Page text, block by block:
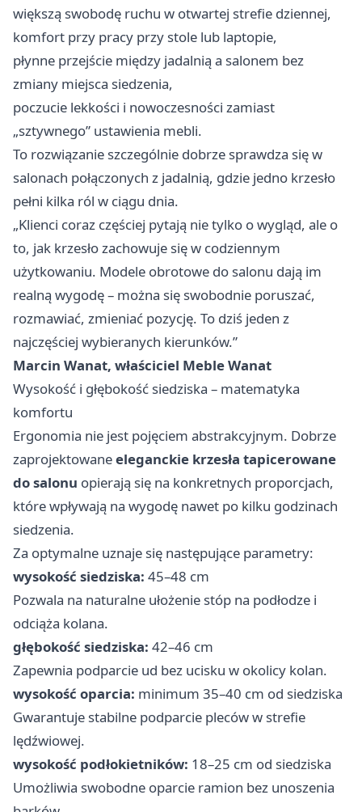
większą swobodę ruchu w otwartej strefie dziennej,
komfort przy pracy przy stole lub laptopie,
płynne przejście między jadalnią a salonem bez
zmiany miejsca siedzenia,
poczucie lekkości i nowoczesności zamiast
„sztywnego” ustawienia mebli.
To rozwiązanie szczególnie dobrze sprawdza się w
salonach połączonych z jadalnią, gdzie jedno krzesło
pełni kilka ról w ciągu dnia.
„Klienci coraz częściej pytają nie tylko o wygląd, ale o
to, jak krzesło zachowuje się w codziennym
użytkowaniu. Modele obrotowe do salonu dają im
realną wygodę – można się swobodnie poruszać,
rozmawiać, zmieniać pozycję. To dziś jeden z
najczęściej wybieranych kierunków.”
Marcin Wanat, właściciel Meble Wanat
Wysokość i głębokość siedziska – matematyka
komfortu
Ergonomia nie jest pojęciem abstrakcyjnym. Dobrze
zaprojektowaneeleganckie krzesła tapicerowane
do salonu opierają się na konkretnych proporcjach,
które wpływają na wygodę nawet po kilku godzinach
siedzenia.
Za optymalne uznaje się następujące parametry:
wysokość siedziska: 45–48 cm
Pozwala na naturalne ułożenie stóp na podłodze i
odciąża kolana.
głębokość siedziska: 42–46 cm
Zapewnia podparcie ud bez ucisku w okolicy kolan.
wysokość oparcia: minimum 35–40 cm od siedziska
Gwarantuje stabilne podparcie pleców w strefie
lędźwiowej.
wysokość podłokietników: 18–25 cm od siedziska
Umożliwia swobodne oparcie ramion bez unoszenia